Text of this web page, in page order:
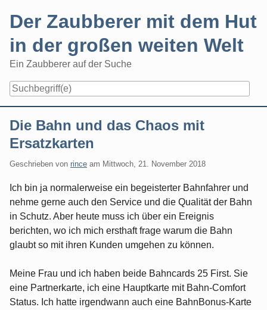
Der Zaubberer mit dem Hut
in der großen weiten Welt
Ein Zaubberer auf der Suche
Die Bahn und das Chaos mit
Ersatzkarten
Geschrieben von rince am Mittwoch, 21. November 2018
Ich bin ja normalerweise ein begeisterter Bahnfahrer und
nehme gerne auch den Service und die Qualität der Bahn
in Schutz. Aber heute muss ich über ein Ereignis
berichten, wo ich mich ersthaft frage warum die Bahn
glaubt so mit ihren Kunden umgehen zu können.
Meine Frau und ich haben beide Bahncards 25 First. Sie
eine Partnerkarte, ich eine Hauptkarte mit Bahn-Comfort
Status. Ich hatte irgendwann auch eine BahnBonus-Karte